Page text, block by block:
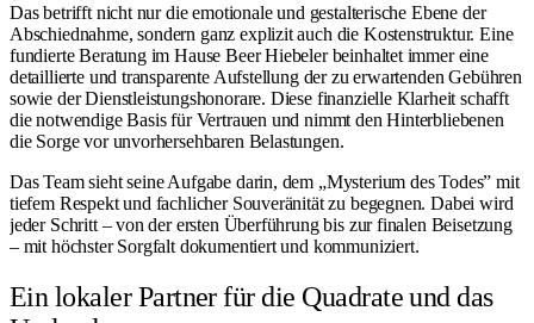
Das betrifft nicht nur die emotionale und gestalterische Ebene der
Abschiednahme, sondern ganz explizit auch die Kostenstruktur. Eine
fundierte Beratung im Hause Beer Hiebeler beinhaltet immer eine
detaillierte und transparente Aufstellung der zu erwartenden Gebühren
sowie der Dienstleistungshonorare. Diese finanzielle Klarheit schafft
die notwendige Basis für Vertrauen und nimmt den Hinterbliebenen
die Sorge vor unvorhersehbaren Belastungen.
Das Team sieht seine Aufgabe darin, dem „Mysterium des Todes” mit
tiefem Respekt und fachlicher Souveränität zu begegnen. Dabei wird
jeder Schritt – von der ersten Überführung bis zur finalen Beisetzung
– mit höchster Sorgfalt dokumentiert und kommuniziert.
Ein lokaler Partner für die Quadrate und das